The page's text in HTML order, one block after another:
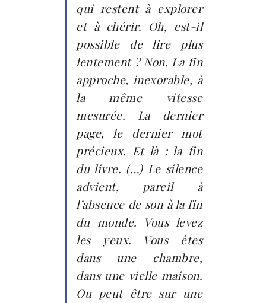
qui restent à explorer
et à chérir. Oh, est-il
possible de lire plus
lentement ? Non. La fin
approche, inexorable, à
la même vitesse
mesurée. La dernier
page, le dernier mot
précieux. Et là : la fin
du livre. (…) Le silence
advient, pareil à
l’absence de son à la fin
du monde. Vous levez
les yeux. Vous êtes
dans une chambre,
dans une vielle maison.
Ou peut être sur une